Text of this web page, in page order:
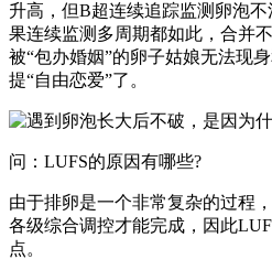
升高，但B超连续追踪监测卵泡
果连续监测多周期都如此，合并
被“包办婚姻”的卵子姑娘无法现
提“自由恋爱”了。
问：LUFS的原因有哪些?
由于排卵是一个非常复杂的过程
各级综合调控才能完成，因此
点。